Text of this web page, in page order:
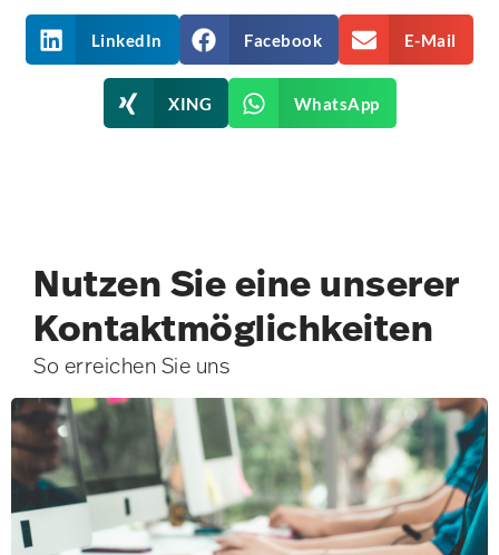
LinkedIn Facebook E-Mail
XING WhatsApp
Nutzen Sie eine unserer
Kontakt­möglichkeiten
So erreichen Sie uns